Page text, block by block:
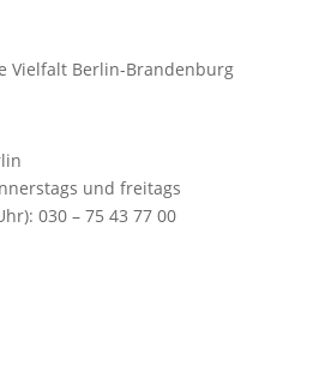
Vielfalt Berlin-Brandenburg
und freitags
030 – 75 43 77 00